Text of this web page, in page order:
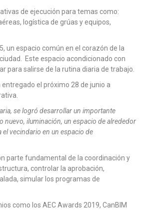
de ejecución para temas como:
logística de grúas y equipos,
un espacio común en el corazón de la
Este espacio acondicionado con
para salirse de la rutina diaria de trabajo.
el próximo 28 de junio a
se logró desarrollar un importante
nuevo, iluminación, un espacio de alrededor
vecindario en un espacio de
parte fundamental de la coordinación y
controlar la aprobación,
simular los programas de
como los AEC Awards 2019, CanBIM